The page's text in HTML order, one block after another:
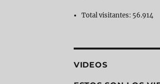
Total visitantes: 56.914
VIDEOS